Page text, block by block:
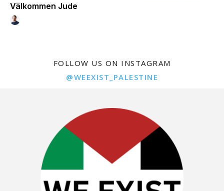
Välkommen Jude
FOLLOW US ON INSTAGRAM
@WEEXIST_PALESTINE